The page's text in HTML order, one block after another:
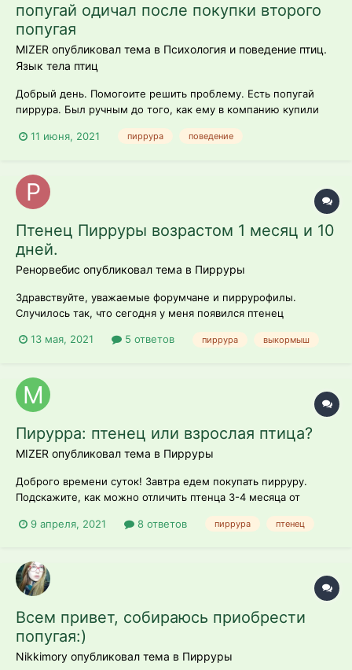
попугай одичал после покупки второго
попугая
MIZER опубликовал тема в Психология и поведение птиц.
Язык тела птиц
Добрый день. Помогоите решить проблему. Есть попугай
пиррура. Был ручным до того, как ему в компанию купили
руки можно взять ТОЛЬКО ТОГДА, когда уже держишь в
будеть есть, пока второй...
11 июня, 2021 пиррура поведение
Птенец Пирруры возрастом 1 месяц и 10
дней.
Ренорвебис опубликовал тема в Пирруры
Здравствуйте, уважаемые форумчане и пиррурофилы.
Случилось так, что сегодня у меня появился птенец
разводчика ему месяц с хвостиком. На данный момент
оперён, с красными хвостовыми перьями,...
13 мая, 2021 5 ответов пиррура выкормыш
Пирурра: птенец или взрослая птица?
MIZER опубликовал тема в Пирруры
Доброго времени суток! Завтра едем покупать пирруру.
Подскажите, как можно отличить птенца 3-4 месяца от
9 апреля, 2021
8 ответов пиррура птенец
Всем привет, собираюсь приобрести
попугая:)
Nikkimory опубликовал тема в Пирруры